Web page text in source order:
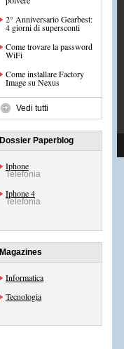
2° Anniversario Gearbest:
4 giorni di supersconti
Come trovare la password
WiFi
Come installare Factory
Image su Nexus
Vedi tutti
Dossier Paperblog
Iphone
Telefonia
Iphone 4
Telefonia
Magazines
Informatica
Tecnologia